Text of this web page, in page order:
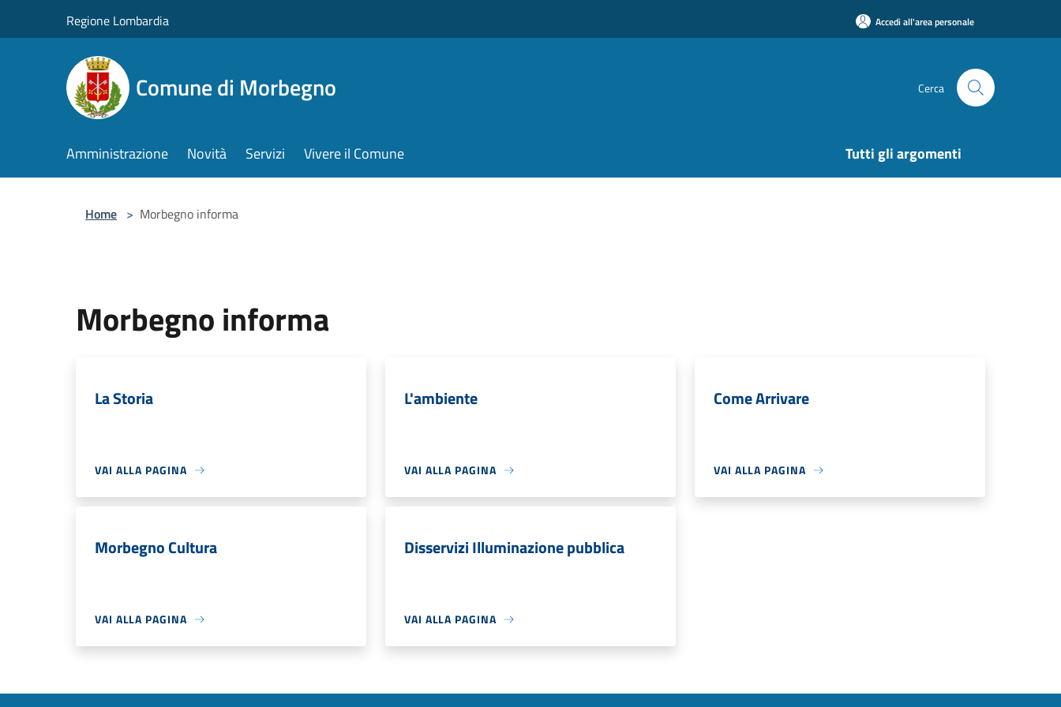
Regione Lombardia Accedi all'area personale
Comune di Morbegno Cerca
Amministrazione Novità Servizi Vivere il Comune Tutti gli argomenti
Home > Morbegno informa
Morbegno informa
La Storia
VAI ALLA PAGINA
L'ambiente
VAI ALLA PAGINA
Come Arrivare
VAI ALLA PAGINA
Morbegno Cultura
VAI ALLA PAGINA
Disservizi Illuminazione pubblica
VAI ALLA PAGINA